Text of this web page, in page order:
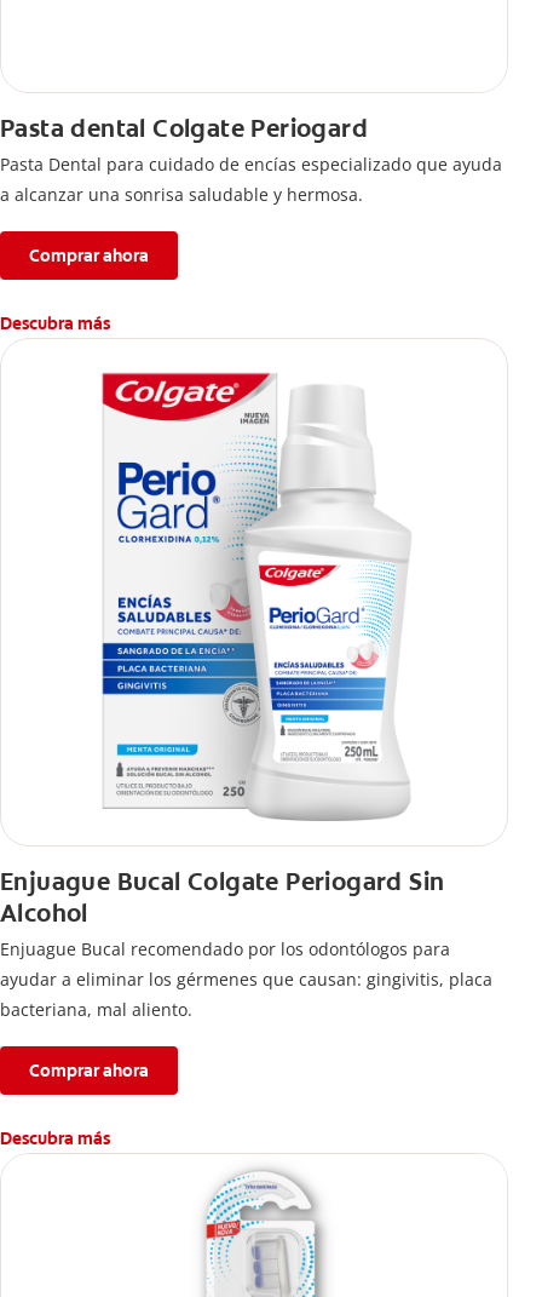
Pasta dental Colgate Periogard
Pasta Dental para cuidado de encías especializado que ayuda
a alcanzar una sonrisa saludable y hermosa.
Comprar ahora
Descubra más
Enjuague Bucal Colgate Periogard Sin
Alcohol
Enjuague Bucal recomendado por los odontólogos para
ayudar a eliminar los gérmenes que causan: gingivitis, placa
bacteriana, mal aliento.
Comprar ahora
Descubra más